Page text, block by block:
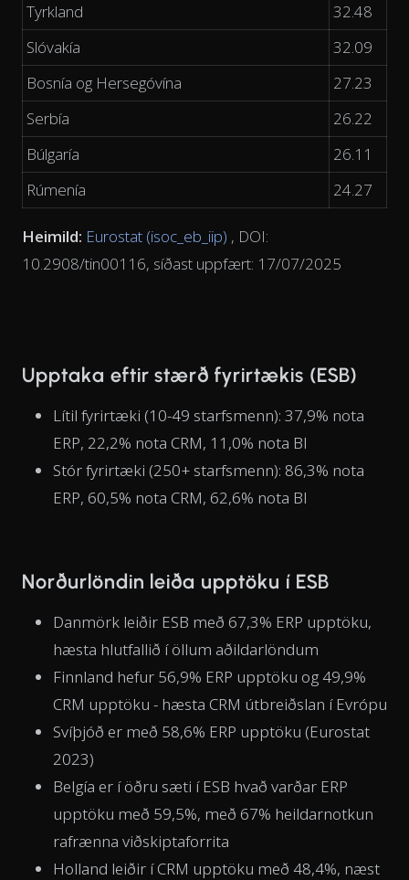
Tyrkland
32.48
Slóvakía
32.09
Bosnía og Hersegóvína
27.23
Serbía
26.22
Búlgaría
26.11
Rúmenía
24.27
Heimild: Eurostat (isoc_eb_iip) , DOI:
10.2908/tin00116, síðast uppfært: 17/07/2025
Upptaka eftir stærð fyrirtækis (ESB)
Lítil fyrirtæki (10-49 starfsmenn): 37,9% nota
ERP, 22,2% nota CRM, 11,0% nota BI
Stór fyrirtæki (250+ starfsmenn): 86,3% nota
ERP, 60,5% nota CRM, 62,6% nota BI
Norðurlöndin leiða upptöku í ESB
Danmörk leiðir ESB með 67,3% ERP upptöku,
hæsta hlutfallið í öllum aðildarlöndum
Finnland hefur 56,9% ERP upptöku og 49,9%
CRM upptöku - hæsta CRM útbreiðslan í Evrópu
Svíþjóð er með 58,6% ERP upptöku (Eurostat
2023)
Belgía er í öðru sæti í ESB hvað varðar ERP
upptöku með 59,5%, með 67% heildarnotkun
rafrænna viðskiptaforrita
Holland leiðir í CRM upptöku með 48,4%, næst